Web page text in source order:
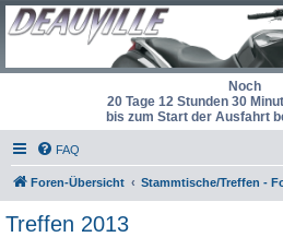
Noch
20 Tage 12 Stunden 30
bis zum Start der Ausfahrt
FAQ
Foren-Übersicht Stammtische/Treffen -
Treffen 2013